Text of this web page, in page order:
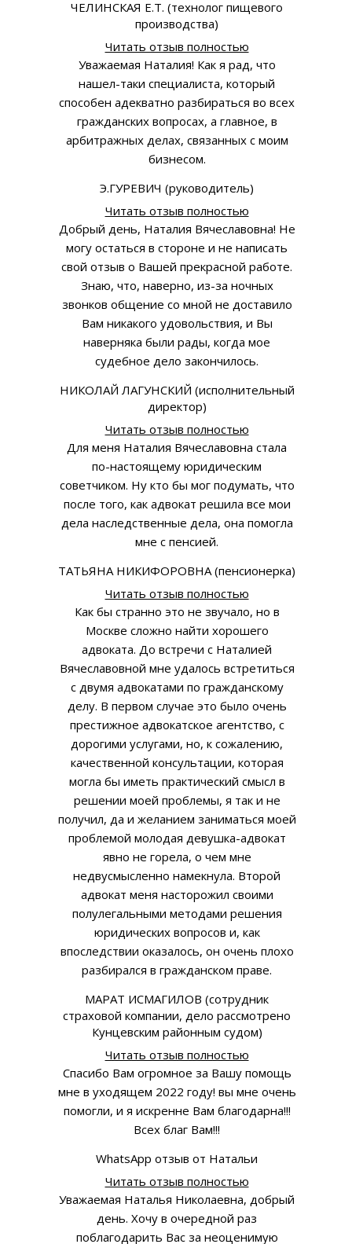
ЧЕЛИНСКАЯ Е.Т. (технолог пищевого
производства)
Читать отзыв полностью
Уважаемая Наталия! Как я рад, что
нашел-таки специалиста, который
способен адекватно разбираться во всех
гражданских вопросах, а главное, в
арбитражных делах, связанных с моим
бизнесом.
Э.ГУРЕВИЧ (руководитель)
Читать отзыв полностью
Добрый день, Наталия Вячеславовна! Не
могу остаться в стороне и не написать
свой отзыв о Вашей прекрасной работе.
Знаю, что, наверно, из-за ночных
звонков общение со мной не доставило
Вам никакого удовольствия, и Вы
наверняка были рады, когда мое
судебное дело закончилось.
НИКОЛАЙ ЛАГУНСКИЙ (исполнительный
директор)
Читать отзыв полностью
Для меня Наталия Вячеславовна стала
по-настоящему юридическим
советчиком. Ну кто бы мог подумать, что
после того, как адвокат решила все мои
дела наследственные дела, она помогла
мне с пенсией.
ТАТЬЯНА НИКИФОРОВНА (пенсионерка)
Читать отзыв полностью
Как бы странно это не звучало, но в
Москве сложно найти хорошего
адвоката. До встречи с Наталией
Вячеславовной мне удалось встретиться
с двумя адвокатами по гражданскому
делу. В первом случае это было очень
престижное адвокатское агентство, с
дорогими услугами, но, к сожалению,
качественной консультации, которая
могла бы иметь практический смысл в
решении моей проблемы, я так и не
получил, да и желанием заниматься моей
проблемой молодая девушка-адвокат
явно не горела, о чем мне
недвусмысленно намекнула. Второй
адвокат меня насторожил своими
полулегальными методами решения
юридических вопросов и, как
впоследствии оказалось, он очень плохо
разбирался в гражданском праве.
МАРАТ ИСМАГИЛОВ (сотрудник
страховой компании, дело рассмотрено
Кунцевским районным судом)
Читать отзыв полностью
Спасибо Вам огромное за Вашу помощь
мне в уходящем 2022 году! вы мне очень
помогли, и я искренне Вам благодарна!!!
Всех благ Вам!!!
WhatsApp отзыв от Натальи
Читать отзыв полностью
Уважаемая Наталья Николаевна, добрый
день. Хочу в очередной раз
поблагодарить Вас за неоценимую